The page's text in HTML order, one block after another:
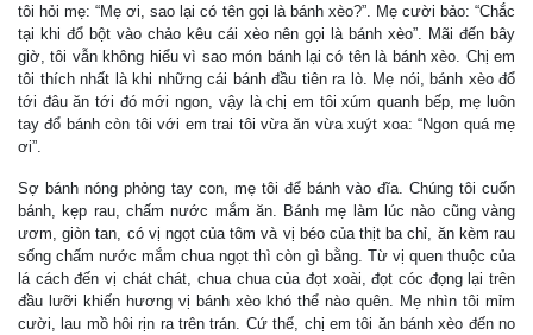
tôi hỏi mẹ: “Mẹ ơi, sao lại có tên gọi là bánh xèo?”. Mẹ cười bảo: “Chắc
tại khi đổ bột vào chảo kêu cái xèo nên gọi là bánh xèo”. Mãi đến bây
giờ, tôi vẫn không hiểu vì sao món bánh lại có tên là bánh xèo. Chị em
tôi thích nhất là khi những cái bánh đầu tiên ra lò. Mẹ nói, bánh xèo đổ
tới đâu ăn tới đó mới ngon, vậy là chị em tôi xúm quanh bếp, mẹ luôn
tay đổ bánh còn tôi với em trai tôi vừa ăn vừa xuýt xoa: “Ngon quá mẹ
ơi”.
Sợ bánh nóng phỏng tay con, mẹ tôi để bánh vào đĩa. Chúng tôi cuốn
bánh, kẹp rau, chấm nước mắm ăn. Bánh mẹ làm lúc nào cũng vàng
ươm, giòn tan, có vị ngọt của tôm và vị béo của thịt ba chỉ, ăn kèm rau
sống chấm nước mắm chua ngọt thì còn gì bằng. Từ vị quen thuộc của
lá cách đến vị chát chát, chua chua của đọt xoài, đọt cóc đọng lại trên
đầu lưỡi khiến hương vị bánh xèo khó thể nào quên. Mẹ nhìn tôi mỉm
cười, lau mồ hôi rịn ra trên trán. Cứ thế, chị em tôi ăn bánh xèo đến no